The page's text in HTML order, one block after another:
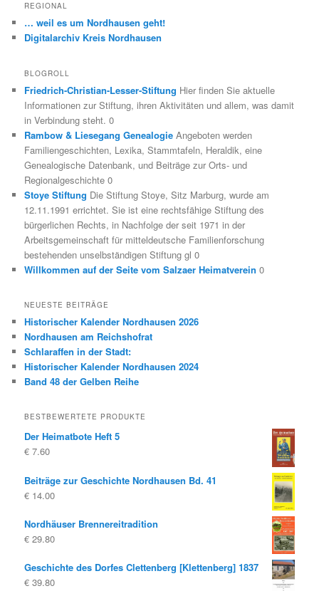
REGIONAL
… weil es um Nordhausen geht!
Digitalarchiv Kreis Nordhausen
BLOGROLL
Friedrich-Christian-Lesser-Stiftung Hier finden Sie aktuelle
Informationen zur Stiftung, ihren Aktivitäten und allem, was damit
in Verbindung steht. 0
Rambow & Liesegang Genealogie Angeboten werden
Familiengeschichten, Lexika, Stammtafeln, Heraldik, eine
Genealogische Datenbank, und Beiträge zur Orts- und
Regionalgeschichte 0
Stoye Stiftung Die Stiftung Stoye, Sitz Marburg, wurde am
12.11.1991 errichtet. Sie ist eine rechtsfähige Stiftung des
bürgerlichen Rechts, in Nachfolge der seit 1971 in der
Arbeitsgemeinschaft für mitteldeutsche Familienforschung
bestehenden unselbständigen Stiftung gl 0
Willkommen auf der Seite vom Salzaer Heimatverein 0
NEUESTE BEITRÄGE
Historischer Kalender Nordhausen 2026
Nordhausen am Reichshofrat
Schlaraffen in der Stadt:
Historischer Kalender Nordhausen 2024
Band 48 der Gelben Reihe
BESTBEWERTETE PRODUKTE
Der Heimatbote Heft 5
€ 7.60
Beiträge zur Geschichte Nordhausen Bd. 41
€ 14.00
Nordhäuser Brennereitradition
€ 29.80
Geschichte des Dorfes Clettenberg [Klettenberg] 1837
€ 39.80